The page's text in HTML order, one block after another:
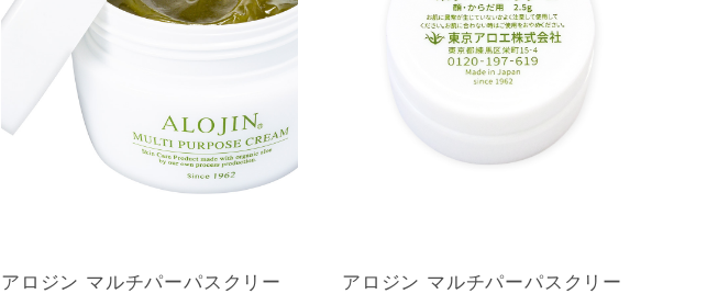
アロジン マルチパーパスクリー
アロジン マルチパーパスクリー